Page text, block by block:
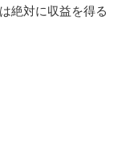
絶対に収益を得る